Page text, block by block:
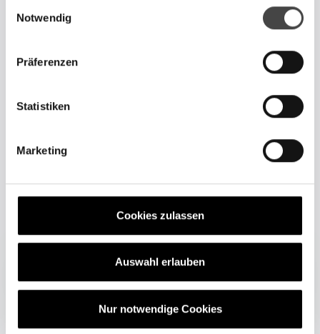
Zum Website Impressum gelangen Sie über diesen Link.
Notwendig
Präferenzen
Statistiken
Marketing
Cookies zulassen
Auswahl erlauben
Nur notwendige Cookies
Online-Vermögensverwaltung der DJE
Jetzt anmelden und keine
News, Podcasts oder
Marktberichte mehr
verpassen.